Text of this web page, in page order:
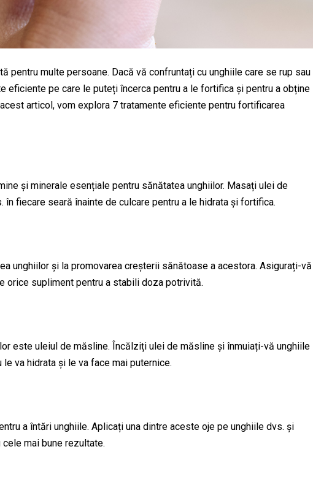
pentru multe persoane. Dacă vă confruntați cu unghiile care se rup sau
eficiente pe care le puteți încerca pentru a le fortifica și pentru a obține
articol, vom explora 7 tratamente eficiente pentru fortificarea
și minerale esențiale pentru sănătatea unghiilor. Masați ulei de
fiecare seară înainte de culcare pentru a le hidrata și fortifica.
unghiilor și la promovarea creșterii sănătoase a acestora. Asigurați-vă
orice supliment pentru a stabili doza potrivită.
este uleiul de măsline. Încălziți ulei de măsline și înmuiați-vă unghiile
va hidrata și le va face mai puternice.
a întări unghiile. Aplicați una dintre aceste oje pe unghiile dvs. și
mai bune rezultate.